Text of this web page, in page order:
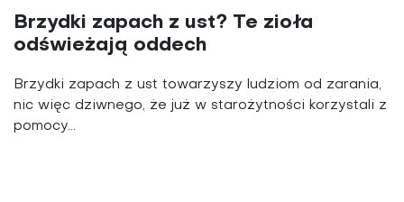
Brzydki zapach z ust? Te zioła
odświeżają oddech
Brzydki zapach z ust towarzyszy ludziom od zarania,
nic więc dziwnego, że już w starożytności korzystali z
pomocy...